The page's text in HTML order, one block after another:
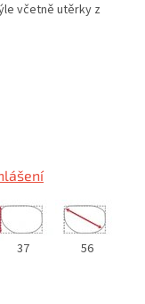
včetně utěrky z
37 56